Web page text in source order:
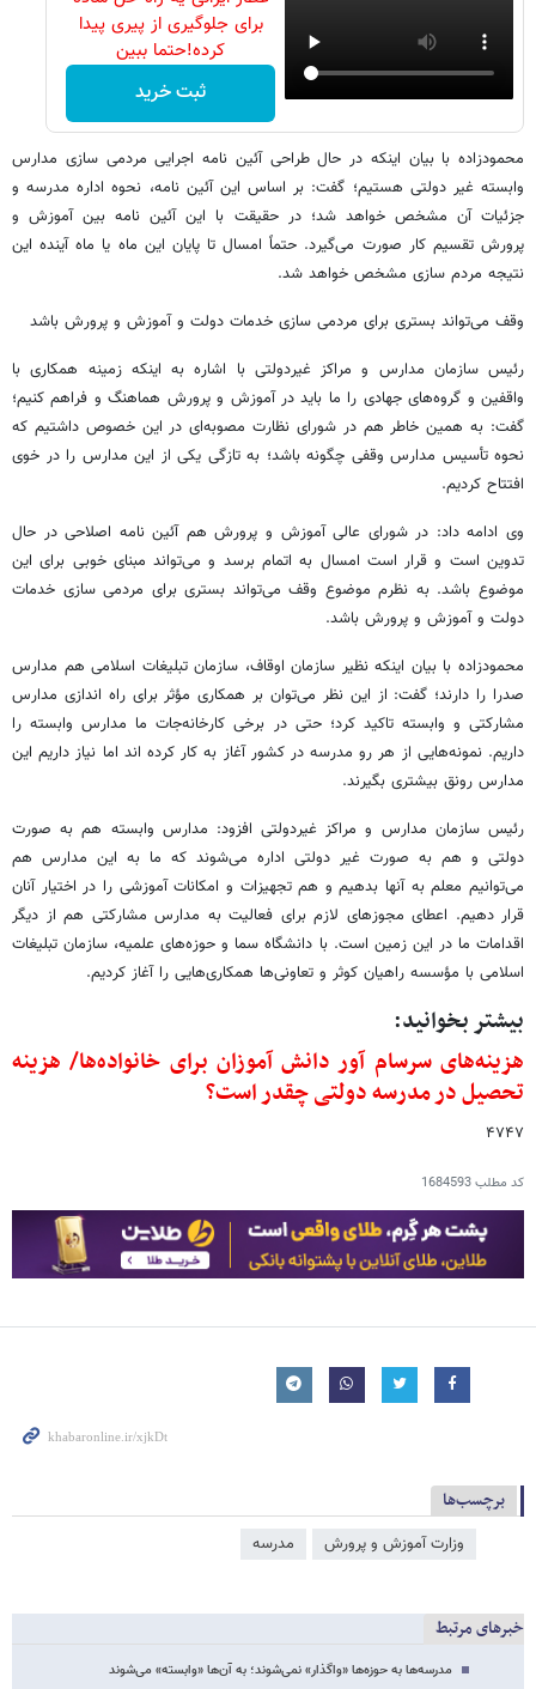
برای جلوگیری از پیری پیدا
کرده!حتما ببین
ثبت خرید
محمودزاده با بیان اینکه در حال طراحی آئین نامه اجرایی مردمی سازی مدارس
وابسته غیر دولتی هستیم؛ گفت: بر اساس این آئین نامه، نحوه اداره مدرسه و
جزئیات آن مشخص خواهد شد؛ در حقیقت با این آئین نامه بین آموزش و
پرورش تقسیم کار صورت می‌گیرد. حتماً امسال تا پایان این ماه یا ماه آینده این
نتیجه مردم سازی مشخص خواهد شد.
وقف می‌تواند بستری برای مردمی سازی خدمات دولت و آموزش و پرورش باشد
رئیس سازمان مدارس و مراکز غیردولتی با اشاره به اینکه زمینه همکاری با
واقفین و گروه‌های جهادی را ما باید در آموزش و پرورش هماهنگ و فراهم کنیم؛
گفت: به همین خاطر هم در شورای نظارت مصوبه‌ای در این خصوص داشتیم که
نحوه تأسیس مدارس وقفی چگونه باشد؛ به تازگی یکی از این مدارس را در خوی
افتتاح کردیم.
وی ادامه داد: در شورای عالی آموزش و پرورش هم آئین نامه اصلاحی در حال
تدوین است و قرار است امسال به اتمام برسد و می‌تواند مبنای خوبی برای این
موضوع باشد. به نظرم موضوع وقف می‌تواند بستری برای مردمی سازی خدمات
دولت و آموزش و پرورش باشد.
محمودزاده با بیان اینکه نظیر سازمان اوقاف، سازمان تبلیغات اسلامی هم مدارس
صدرا را دارند؛ گفت: از این نظر می‌توان بر همکاری مؤثر برای راه اندازی مدارس
مشارکتی و وابسته تاکید کرد؛ حتی در برخی کارخانه‌جات ما مدارس وابسته را
داریم. نمونه‌هایی از هر رو مدرسه در کشور آغاز به کار کرده اند اما نیاز داریم این
مدارس رونق بیشتری بگیرند.
رئیس سازمان مدارس و مراکز غیردولتی افزود: مدارس وابسته هم به صورت
دولتی و هم به صورت غیر دولتی اداره می‌شوند که ما به این مدارس هم
می‌توانیم معلم به آنها بدهیم و هم تجهیزات و امکانات آموزشی را در اختیار آنان
قرار دهیم. اعطای مجوزهای لازم برای فعالیت به مدارس مشارکتی هم از دیگر
اقدامات ما در این زمین است. با دانشگاه سما و حوزه‌های علمیه، سازمان تبلیغات
اسلامی با مؤسسه راهیان کوثر و تعاونی‌ها همکاری‌هایی را آغاز کردیم.
بیشتر بخوانید:
هزینه‌های سرسام آور دانش آموزان برای خانواده‌ها/ هزینه
تحصیل در مدرسه دولتی چقدر است؟
۴٧۴٧
کد مطلب1684593
برچسب‌ها
وزارت آموزش و پرورش مدرسه
خبرهای مرتبط
مدرسه‌ها به حوزه‌ها «واگذار» نمی‌شوند؛ به آن‌ها «وابسته» می‌شوند